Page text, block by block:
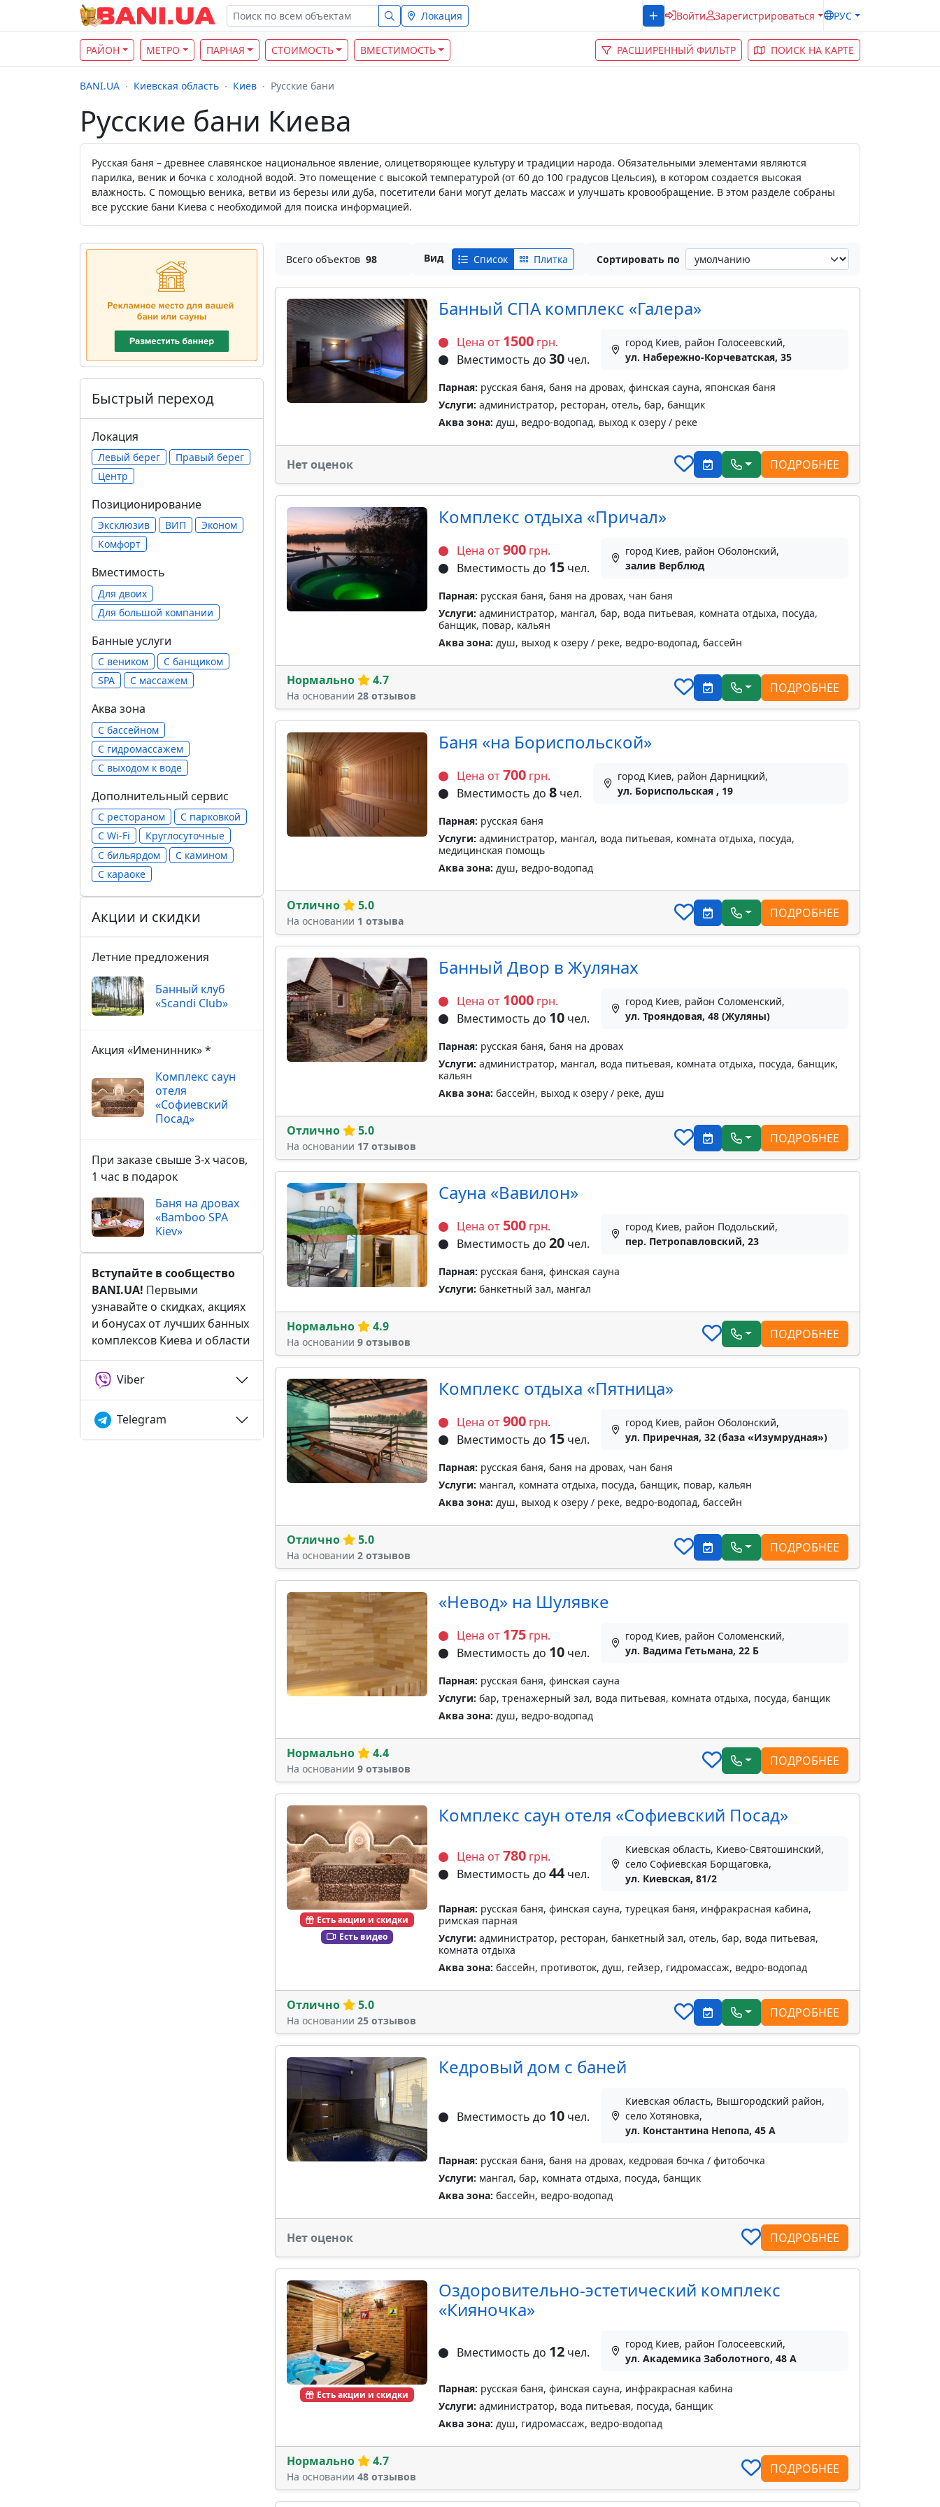
Локация Войти Зарегистрироваться РУС
РАЙОН МЕТРО ПАРНАЯ СТОИМОСТЬ ВМЕСТИМОСТЬ РАСШИРЕННЫЙ ФИЛЬТР ПОИСК НА КАРТЕ
BANI.UA Киевская область Киев Русские бани
Русские бани Киева
Русская баня – древнее славянское национальное явление, олицетворяющее культуру и традиции народа. Обязательными элементами являются
парилка, веник и бочка с холодной водой. Это помещение с высокой температурой (от 60 до 100 градусов Цельсия), в котором создается высокая
влажность. С помощью веника, ветви из березы или дуба, посетители бани могут делать массаж и улучшать кровообращение. В этом разделе собраны
все русские бани Киева с необходимой для поиска информацией.
Всего объектов 98 Вид Список Плитка Сортировать по
Банный СПА комплекс «Галера»
Цена от 1500грн.
Вместимость до 30чел.
город Киев, район Голосеевский,
ул. Набережно-Корчеватская, 35
Парная: русская баня, баня на дровах, финская сауна, японская баня
Услуги: администратор, ресторан, отель, бар, банщик
Аква зона: душ, ведро-водопад, выход к озеру / реке
Нет оценок ПОДРОБНЕЕ
Комплекс отдыха «Причал»
Цена от900грн.
Вместимость до 15чел.
город Киев, район Оболонский,
залив Верблюд
Парная: русская баня, баня на дровах, чан баня
Услуги: администратор, мангал, бар, вода питьевая, комната отдыха, посуда,
банщик, повар, кальян
Аква зона: душ, выход к озеру / реке, ведро-водопад, бассейн
Нормально 4.7
На основании 28 отзывов
ПОДРОБНЕЕ
Баня «на Бориспольской»
Цена от700грн.
Вместимость до 8чел.
город Киев, район Дарницкий,
ул. Бориспольская , 19
Парная: русская баня
Услуги: администратор, мангал, вода питьевая, комната отдыха, посуда,
медицинская помощь
Аква зона: душ, ведро-водопад
Отлично 5.0
На основании 1 отзыва
ПОДРОБНЕЕ
Банный Двор в Жулянах
Цена от 1000грн.
Вместимость до 10чел.
город Киев, район Соломенский,
ул. Трояндовая, 48 (Жуляны)
Парная: русская баня, баня на дровах
Услуги: администратор, мангал, вода питьевая, комната отдыха, посуда, банщик,
кальян
Аква зона: бассейн, выход к озеру / реке, душ
Отлично 5.0
На основании 17 отзывов
ПОДРОБНЕЕ
Сауна «Вавилон»
Цена от 500грн.
Вместимость до 20чел.
город Киев, район Подольский,
пер. Петропавловский, 23
Парная: русская баня, финская сауна
Услуги: банкетный зал, мангал
Нормально 4.9
На основании 9 отзывов
ПОДРОБНЕЕ
Комплекс отдыха «Пятница»
Цена от900грн.
Вместимость до 15чел.
город Киев, район Оболонский,
ул. Приречная, 32 (база «Изумрудная»)
Парная: русская баня, баня на дровах, чан баня
Услуги: мангал, комната отдыха, посуда, банщик, повар, кальян
Аква зона: душ, выход к озеру / реке, ведро-водопад, бассейн
Отлично 5.0
На основании 2 отзывов
ПОДРОБНЕЕ
«Невод» на Шулявке
Цена от 175грн.
Вместимость до 10чел.
город Киев, район Соломенский,
ул. Вадима Гетьмана, 22 Б
Парная: русская баня, финская сауна
Услуги: бар, тренажерный зал, вода питьевая, комната отдыха, посуда, банщик
Аква зона: душ, ведро-водопад
Нормально 4.4
На основании 9 отзывов
ПОДРОБНЕЕ
Есть акции и скидки
Есть видео
Комплекс саун отеля «Софиевский Посад»
Цена от780грн.
Вместимость до 44чел.
Киевская область, Киево-Святошинский,
село Софиевская Борщаговка,
ул. Киевская, 81/2
Парная: русская баня, финская сауна, турецкая баня, инфракрасная кабина,
римская парная
Услуги: администратор, ресторан, банкетный зал, отель, бар, вода питьевая,
комната отдыха
Аква зона: бассейн, противоток, душ, гейзер, гидромассаж, ведро-водопад
Отлично 5.0
На основании 25 отзывов
ПОДРОБНЕЕ
Кедровый дом с баней
Вместимость до 10чел.
Киевская область, Вышгородский район,
село Хотяновка,
ул. Константина Непопа, 45 А
Парная: русская баня, баня на дровах, кедровая бочка / фитобочка
Услуги: мангал, бар, комната отдыха, посуда, банщик
Аква зона: бассейн, ведро-водопад
Нет оценок ПОДРОБНЕЕ
Есть акции и скидки
Оздоровительно-эстетический комплекс
«Кияночка»
Вместимость до 12чел.
город Киев, район Голосеевский,
ул. Академика Заболотного, 48 А
Парная: русская баня, финская сауна, инфракрасная кабина
Услуги: администратор, вода питьевая, посуда, банщик
Аква зона: душ, гидромассаж, ведро-водопад
Нормально 4.7
На основании 48 отзывов
ПОДРОБНЕЕ
Быстрый переход
Локация
Левый берег
Правый берег
Центр
Позиционирование
Эксклюзив ВИП
Эконом
Комфорт
Вместимость
Для двоих
Для большой компании
Банные услуги
С веником
С банщиком
SPA
С массажем
Аква зона
С бассейном
С гидромассажем
С выходом к воде
Дополнительный сервис
С рестораном
С парковкой
С Wi-Fi
Круглосуточные
С бильярдом
С камином
С караоке
Акции и скидки
Летние предложения
Банный клуб
«Scandi Club»
Акция «Именинник» *
Комплекс саун
отеля
«Софиевский
Посад»
При заказе свыше 3-х часов,
1 час в подарок
Баня на дровах
«Bamboo SPA
Kiev»
Вступайте в сообщество
BANI.UA! Первыми
узнавайте о скидках, акциях
и бонусах от лучших банных
комплексов Киева и области
Viber
Telegram